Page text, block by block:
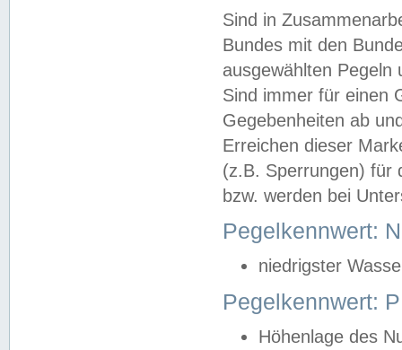
Sind in
Bundes mit den
ausgewählten
Sind immer für einen
Gegebenheiten ab
Erreichen dieser
(z.B. Sperrungen) für
bzw. werden bei
Pegelkennwert:
niedrigster
Pegelkennwert:
Höhenlage des